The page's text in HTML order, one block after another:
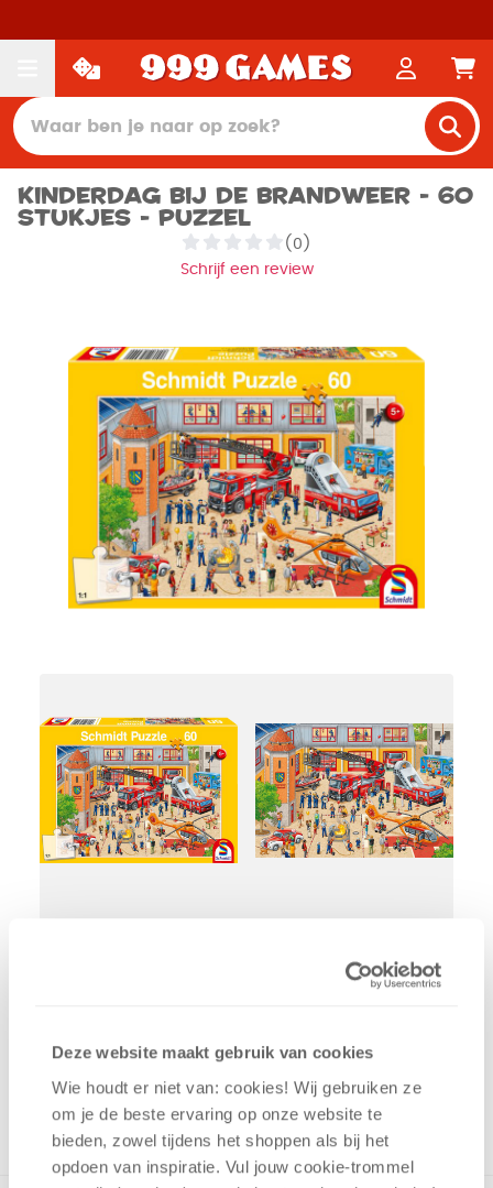
Deze website maakt gebruik van cookies
Wie houdt er niet van: cookies! Wij gebruiken ze
om je de beste ervaring op onze website te
bieden, zowel tijdens het shoppen als bij het
opdoen van inspiratie. Vul jouw cookie-trommel
Kinderdag bij de brandweer - 60
stukjes - Puzzel
(0)
Schrijf een review
UIT HET ASSORTIMENT